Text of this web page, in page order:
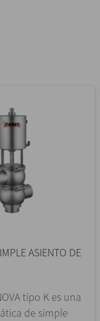
ASIENTO DE
tipo K es una
de simple